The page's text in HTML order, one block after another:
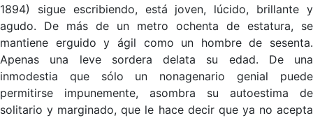
1894) sigue escribiendo, está joven, lúcido, brillante y
agudo. De más de un metro ochenta de estatura, se
mantiene erguido y ágil como un hombre de sesenta.
Apenas una leve sordera delata su edad. De una
inmodestia que sólo un nonagenario genial puede
permitirse impunemente, asombra su autoestima de
solitario y marginado, que le hace decir que ya no acepta